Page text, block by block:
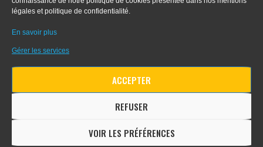
légales et politique de confidentialité.
En savoir plus
Gérer les services
ACCEPTER
REFUSER
VOIR LES PRÉFÉRENCES
- Apprendre le digital painting
- Apprendre la perspective d'intérieur